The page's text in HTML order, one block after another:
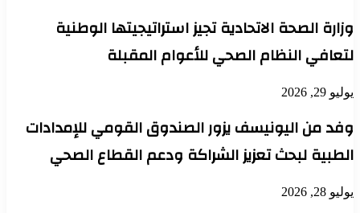
وزارة الصحة الاتحادية تجيز استراتيجيتها الوطنية
لتعافي النظام الصحي للأعوام المقبلة
يوليو 29, 2026
وفد من اليونيسف يزور الصندوق القومي للإمدادات
الطبية لبحث تعزيز الشراكة ودعم القطاع الصحي
يوليو 28, 2026